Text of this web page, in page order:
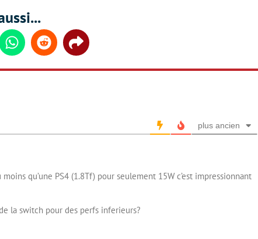
WhatsappReddit Share
plus ancien
qu’une PS4 (1.8Tf) pour seulement 15W c’est impressionnant
la switch pour des perfs inferieurs?